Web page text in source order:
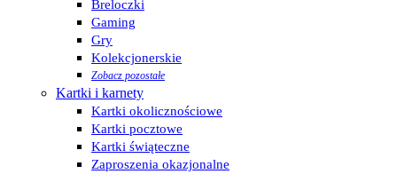
Breloczki
Gaming
Gry
Kolekcjonerskie
Zobacz pozostałe
Kartki i karnety
Kartki okolicznościowe
Kartki pocztowe
Kartki świąteczne
Zaproszenia okazjonalne